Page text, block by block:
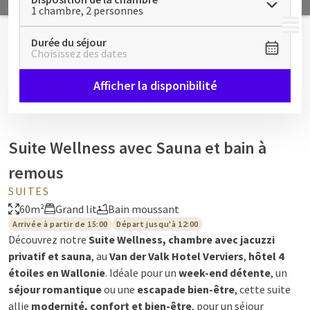
MENU
1 chambre, 2 personnes
Durée du séjour
Choisissez des dates
Afficher la disponibilité
Suite Wellness avec Sauna et bain à
remous
SUITES
60m²
Grand lit Bain moussant
Arrivée à partir de 15:00 Départ jusqu'à 12:00
Découvrez notre Suite Wellness, chambre avec jacuzzi
privatif et sauna, au Van der Valk Hotel Verviers, hôtel 4
étoiles en Wallonie. Idéale pour un week-end détente, un
séjour romantiqueou une escapade bien-être, cette suite
allie modernité, confort et bien-être, pour un séjour